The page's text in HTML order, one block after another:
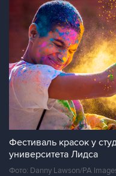
Фестиваль красок у
университета Лидса
Фото: Danny Lawson/PA